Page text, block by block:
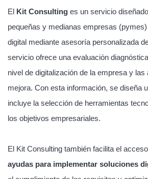
El Kit Consulting es un servicio
pequeñas y medianas empresas
digital mediante asesoría personalizada
servicio ofrece una evaluación
nivel de digitalización de la empresa y las
mejora. Con esta información, se diseña
incluye la selección de herramientas
los objetivos empresariales.
El Kit Consulting también facilita el
ayudas para implementar soluciones